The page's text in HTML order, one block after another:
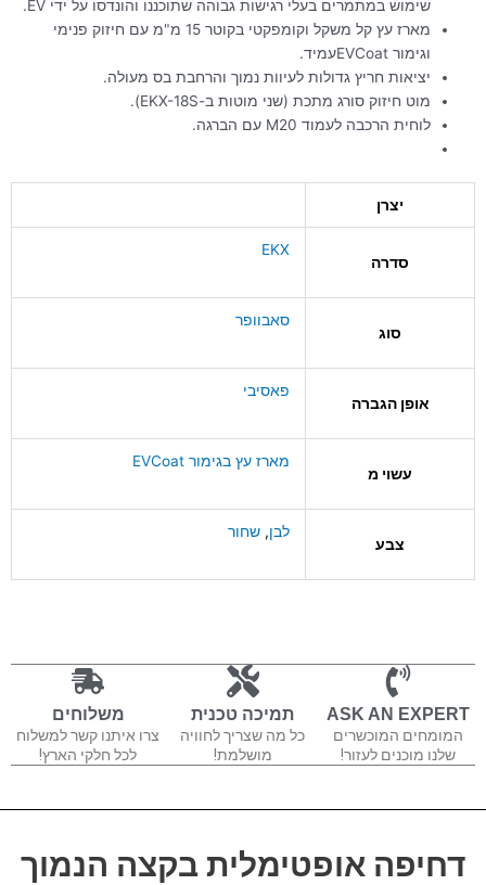
שימוש במתמרים בעלי רגישות גבוהה שתוכננו והונדסו על ידי EV.
מארז עץ קל משקל וקומפקטי בקוטר 15 מ"מ עם חיזוק פנימי
וגימור EVCoatעמיד.
יציאות חריץ גדולות לעיוות נמוך והרחבת בס מעולה.
מוט חיזוק סורג מתכת (שני מוטות ב-EKX-18S).
לוחית הרכבה לעמוד M20 עם הברגה.
יצרן
סדרה
EKX
סוג
סאבוופר
אופן הגברה
פאסיבי
עשוי מ
מארז עץ בגימור EVCoat
צבע
לבן, שחור
ASK AN EXPERT
המומחים המוכשרים
שלנו מוכנים לעזור!
תמיכה טכנית
כל מה שצריך לחוויה
מושלמת!
משלוחים
צרו איתנו קשר למשלוח
לכל חלקי הארץ!
דחיפה אופטימלית בקצה הנמוך